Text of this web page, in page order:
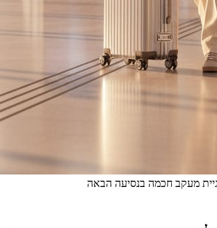
מעקב חכמה בנסיעה הבאה